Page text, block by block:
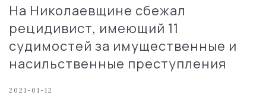
На Николаевщине сбежал
рецидивист, имеющий 11
судимостей за имущественные и
насильственные преступления
2021-01-12